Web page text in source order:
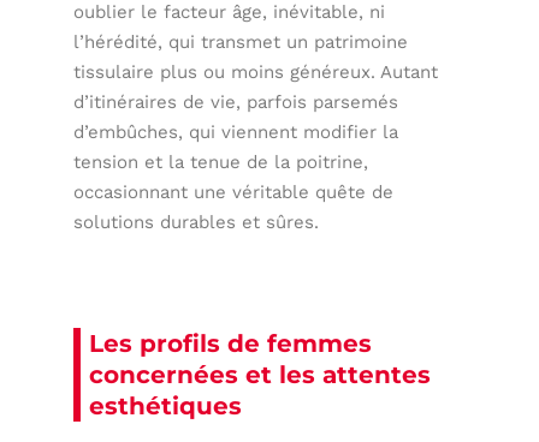
oublier le facteur âge, inévitable, ni
l’hérédité, qui transmet un patrimoine
tissulaire plus ou moins généreux. Autant
d’itinéraires de vie, parfois parsemés
d’embûches, qui viennent modifier la
tension et la tenue de la poitrine,
occasionnant une véritable quête de
solutions durables et sûres.
Les profils de femmes
concernées et les attentes
esthétiques